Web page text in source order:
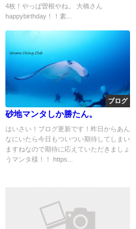
4枚！やっぱ曽根やね。 大橋さん
happybirthday！！素...
ブログ
砂地マンタしか勝たん。
はいさい！ブログ更新です！昨日からあん
なにいたら今日もついつい期待してしまい
ますねなので期待に応えていただきましょ
うマンタ様！！ https...